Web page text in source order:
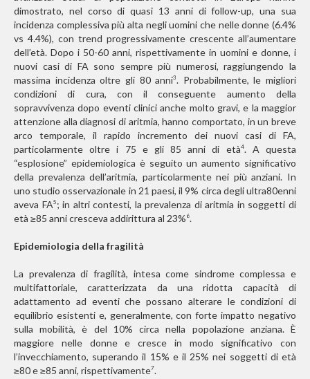
dimostrato, nel corso di quasi 13 anni di follow-up, una sua
incidenza complessiva più alta negli uomini che nelle donne (6.4%
vs 4.4%), con trend progressivamente crescente all’aumentare
dell’età. Dopo i 50-60 anni, rispettivamente in uomini e donne, i
nuovi casi di FA sono sempre più numerosi, raggiungendo la
massima incidenza oltre gli 80 anni3. Probabilmente, le migliori
condizioni di cura, con il conseguente aumento della
sopravvivenza dopo eventi clinici anche molto gravi, e la maggior
attenzione alla diagnosi di aritmia, hanno comportato, in un breve
arco temporale, il rapido incremento dei nuovi casi di FA,
particolarmente oltre i 75 e gli 85 anni di età4. A questa
“esplosione” epidemiologica è seguito un aumento significativo
della prevalenza dell’aritmia, particolarmente nei più anziani. In
uno studio osservazionale in 21 paesi, il 9% circa degli ultra80enni
aveva FA5 ; in altri contesti, la prevalenza di aritmia in soggetti di
età ≥85 anni cresceva addirittura al 23% 6.
Epidemiologia della fragilità
La prevalenza di fragilità, intesa come sindrome complessa e
multifattoriale, caratterizzata da una ridotta capacità di
adattamento ad eventi che possano alterare le condizioni di
equilibrio esistenti e, generalmente, con forte impatto negativo
sulla mobilità, è del 10% circa nella popolazione anziana. È
maggiore nelle donne e cresce in modo significativo con
l’invecchiamento, superando il 15% e il 25% nei soggetti di età
≥80 e ≥85 anni, rispettivamente7.